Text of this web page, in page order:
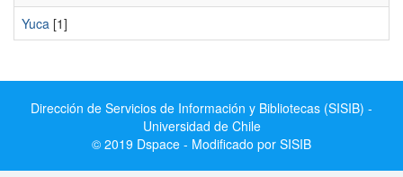
Yuca [1]
Dirección de Servicios de Información y Bibliotecas (SISIB) -
Universidad de Chile
© 2019 Dspace - Modificado por SISIB